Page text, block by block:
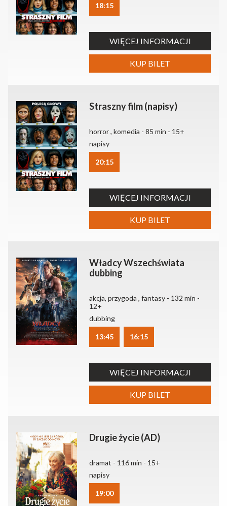
18:15
WIĘCEJ INFORMACJI
KUP BILET
Straszny film (napisy)
horror , komedia - 85 min - 15+
napisy
20:15
WIĘCEJ INFORMACJI
KUP BILET
Władcy Wszechświata
dubbing
akcja, przygoda , fantasy - 132 min -
12+
dubbing
13:45 16:15
WIĘCEJ INFORMACJI
KUP BILET
Drugie życie (AD)
dramat - 116 min - 15+
napisy
19:00